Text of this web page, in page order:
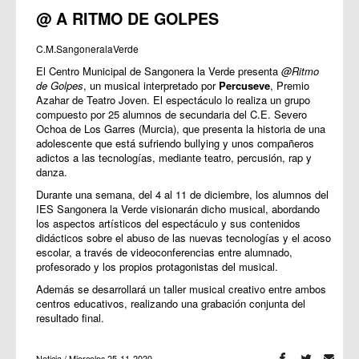
@ A RITMO DE GOLPES
C.M.SangoneralaVerde
El Centro Municipal de Sangonera la Verde presenta @Ritmo
de Golpes, un musical interpretado por Percuseve, Premio
Azahar de Teatro Joven. El espectáculo lo realiza un grupo
compuesto por 25 alumnos de secundaria del C.E. Severo
Ochoa de Los Garres (Murcia), que presenta la historia de una
adolescente que está sufriendo bullying y unos compañeros
adictos a las tecnologías, mediante teatro, percusión, rap y
danza.
Durante una semana, del 4 al 11 de diciembre, los alumnos del
IES Sangonera la Verde visionarán dicho musical, abordando
los aspectos artísticos del espectáculo y sus contenidos
didácticos sobre el abuso de las nuevas tecnologías y el acoso
escolar, a través de videoconferencias entre alumnado,
profesorado y los propios protagonistas del musical.
Además se desarrollará un taller musical creativo entre ambos
centros educativos, realizando una grabación conjunta del
resultado final.